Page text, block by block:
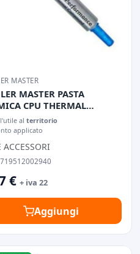
MASTER
MASTER PASTA
CPU THERMAL
KIT SC102 " HIGH
al territorio
applicato
ACCESSORI
€ + iva 22
Aggiungi